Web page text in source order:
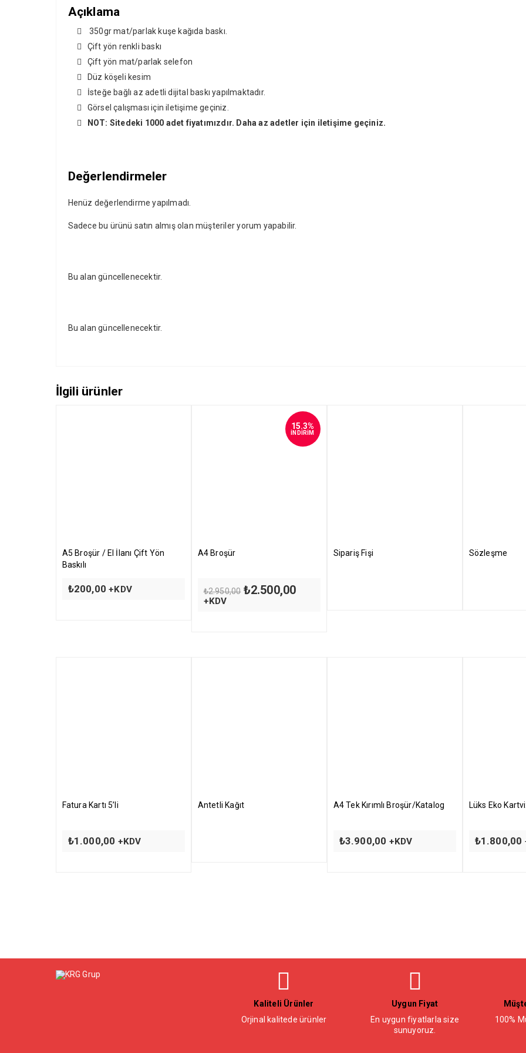
Açıklama
350gr mat/parlak kuşe kağıda baskı.
Çift yön renkli baskı
Çift yön mat/parlak selefon
Düz köşeli kesim
İsteğe bağlı az adetli dijital baskı yapılmaktadır.
Görsel çalışması için iletişime geçiniz.
NOT: Sitedeki 1000 adet fiyatımızdır. Daha az adetler için iletişime geçiniz.
Değerlendirmeler
Henüz değerlendirme yapılmadı.
Sadece bu ürünü satın almış olan müşteriler yorum yapabilir.
Bu alan güncellenecektir.
Bu alan güncellenecektir.
İlgili ürünler
A5 Broşür / El İlanı Çift Yön
Baskılı
₺200,00 +KDV
A4 Broşür
₺2.950,00 Orijinal
fiyat:
₺2.500,00Şu
+KDV
15.3%
İNDİRİM
Sipariş Fişi Sözleşme
Fatura Kartı 5’li
₺1.000,00 +KDV
Antetli Kağıt A4 Tek Kırımlı Broşür/Katalog
₺3.900,00 +KDV
Lüks Eko
₺1.800,00
Kaliteli Ürünler
Orjinal kalitede ürünler
Uygun Fiyat
En uygun fiyatlarla size
sunuyoruz.
100%